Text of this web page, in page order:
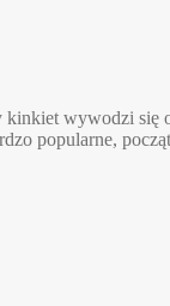
kinkiet wywodzi
popularne,